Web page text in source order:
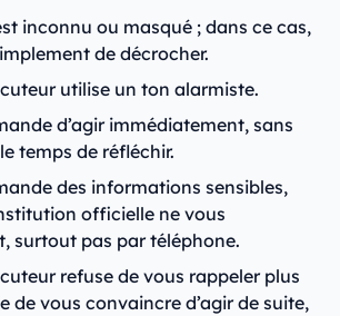
inconnu ou masqué ; dans ce cas,
de décrocher.
utilise un ton alarmiste.
d’agir immédiatement, sans
temps de réfléchir.
des informations sensibles,
officielle ne vous
surtout pas par téléphone.
refuse de vous rappeler plus
de vous convaincre d’agir de suite,